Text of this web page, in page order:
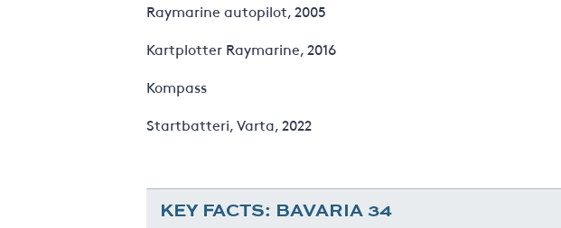
Raymarine autopilot, 2005
Kartplotter Raymarine, 2016
Kompass
Startbatteri, Varta, 2022
KEY FACTS: BAVARIA 34